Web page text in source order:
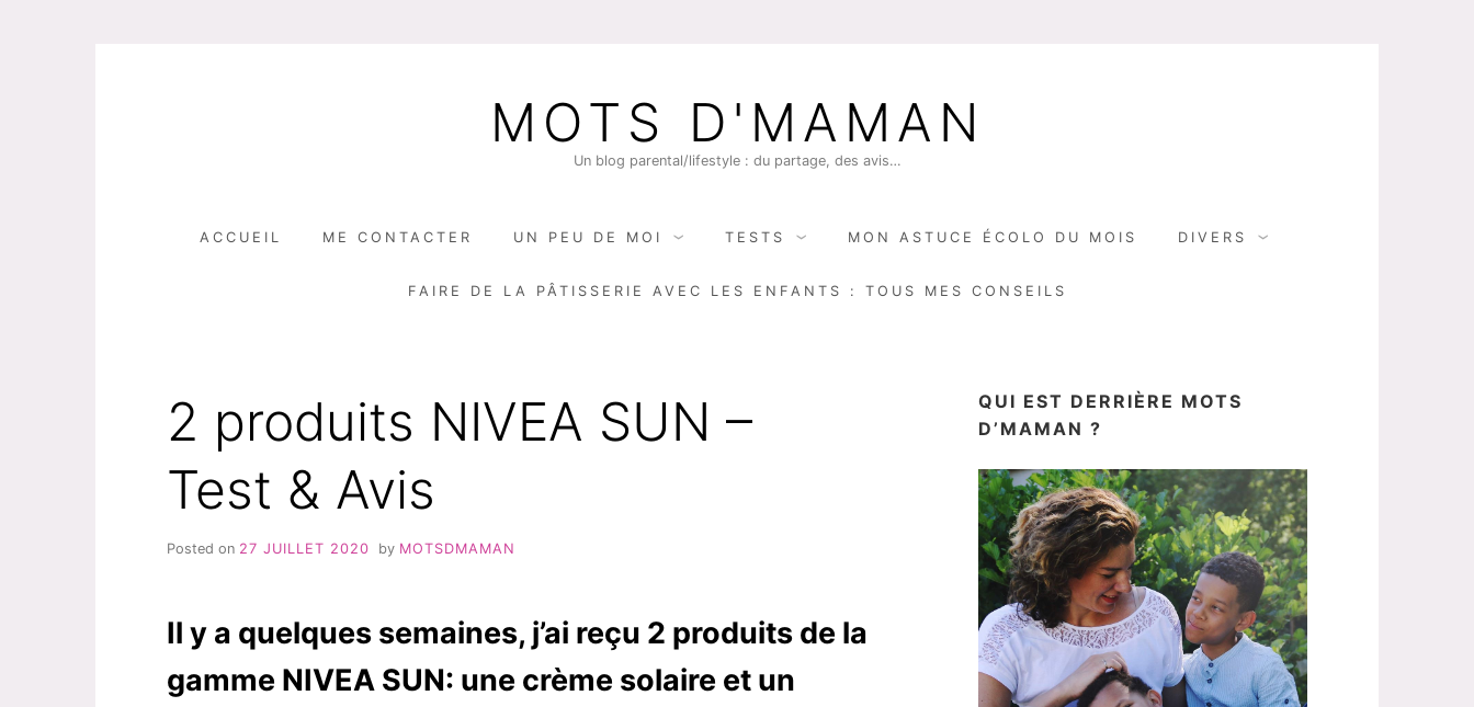
MOTS D'MAMAN
Un blog parental/lifestyle : du partage, des avis…
ACCUEIL ME CONTACTER UN PEU DE MOI TESTS MON ASTUCE ÉCOLO DU MOIS DIVERS
FAIRE DE LA PÂTISSERIE AVEC LES ENFANTS : TOUS MES CONSEILS
2 produits NIVEA SUN –
Test & Avis
Posted on 27 JUILLET 2020 by MOTSDMAMAN
Il y a quelques semaines, j’ai reçu 2 produits de la
gamme NIVEA SUN: une crème solaire et un
QUI EST DERRIÈRE MOTS
D’MAMAN ?